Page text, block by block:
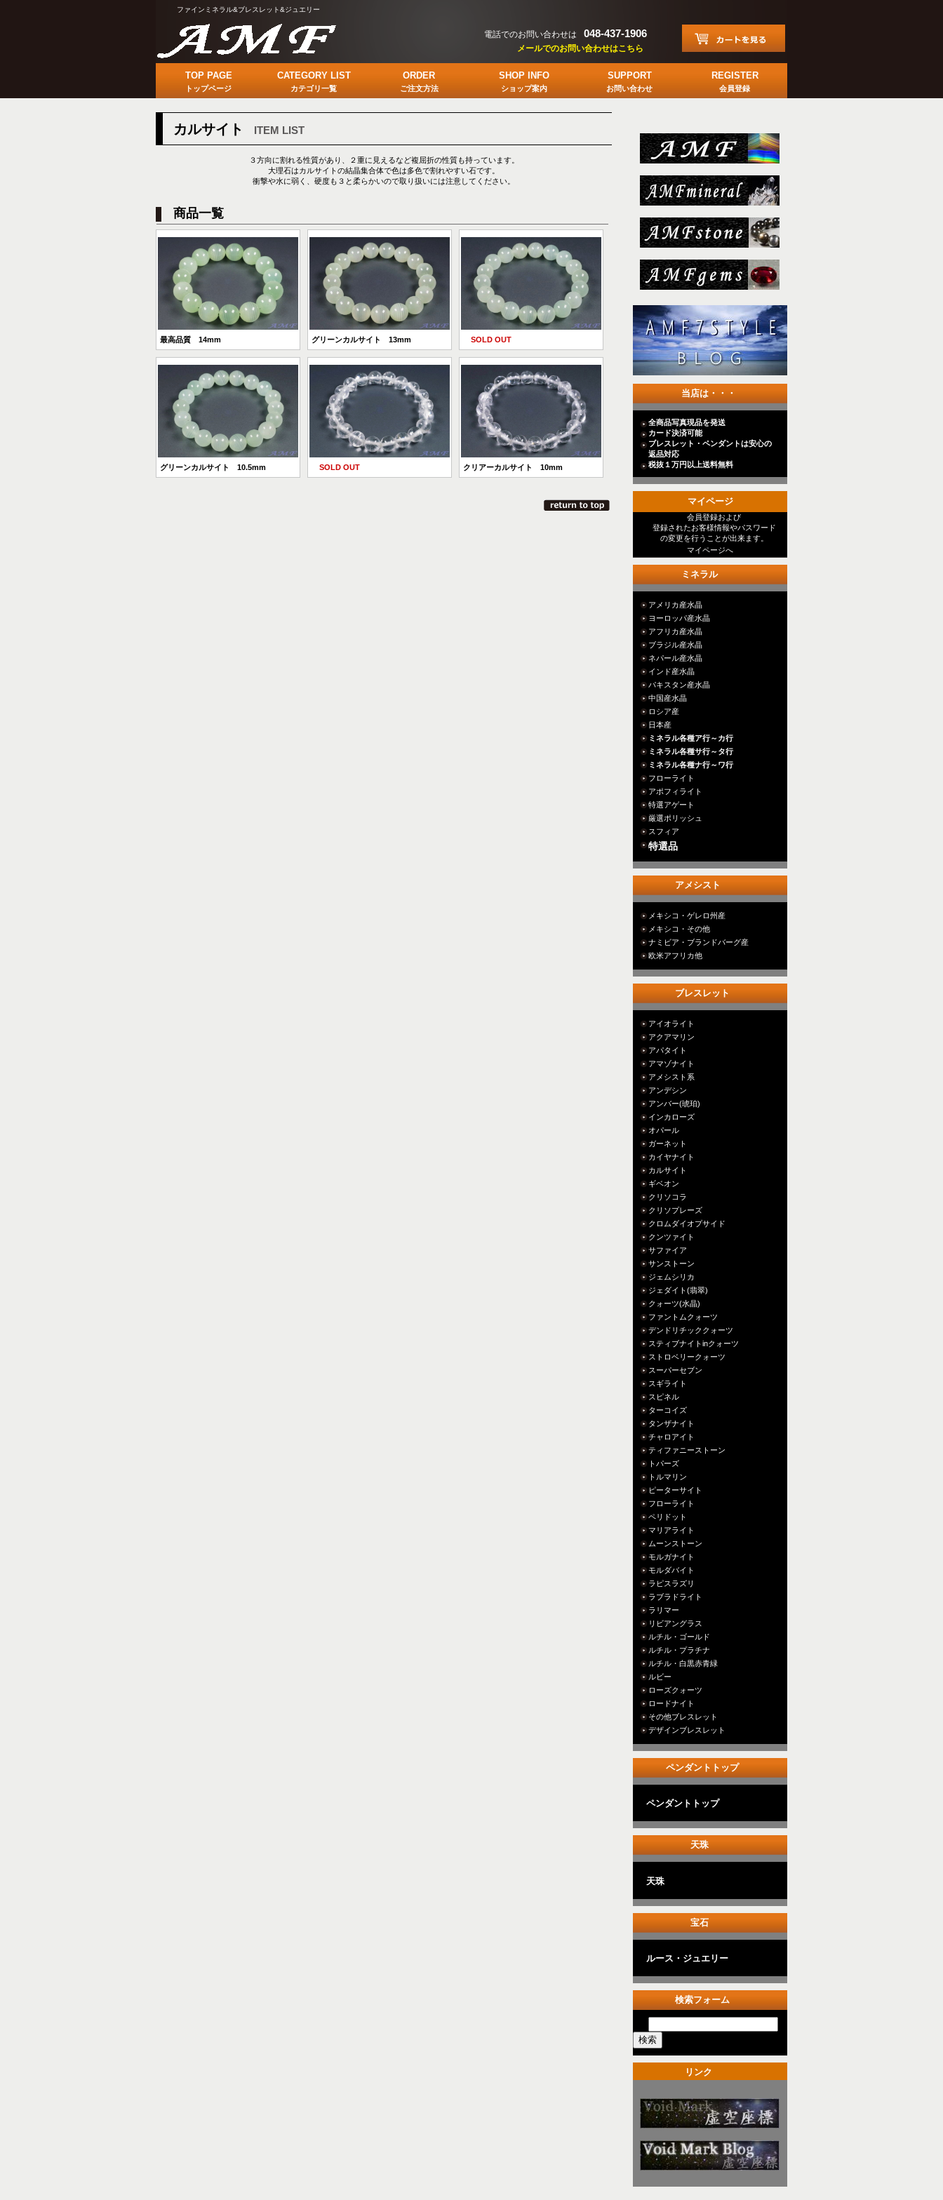
ファインミネラル&ブレスレット&ジュエリー
電話でのお問い合わせは 048-437-1906
メールでのお問い合わせはこちら
カルサイト ITEM LIST
３方向に割れる性質があり、２重に見えるなど複屈折の性質も持っています。
大理石はカルサイトの結晶集合体で色は多色で割れやすい石です。
衝撃や水に弱く、硬度も３と柔らかいので取り扱いには注意してください。
商品一覧
最高品質 14mm グリーンカルサイト 13mm SOLD OUT
グリーンカルサイト 10.5mm SOLD OUT クリアーカルサイト 10mm
TOP PAGE
トップページ
CATEGORY LIST
カテゴリ一覧
ORDER
ご注文方法
SHOP INFO
ショップ案内
SUPPORT
お問い合わせ
REGISTER
会員登録
当店は・・・
全商品写真現品を発送
カード決済可能
ブレスレット・ペンダントは安心の
返品対応
税抜１万円以上送料無料
マイページ
会員登録および
登録されたお客様情報やパスワード
の変更を行うことが出来ます。
マイページへ
ミネラル
アメリカ産水晶
ヨーロッパ産水晶
アフリカ産水晶
ブラジル産水晶
ネパール産水晶
インド産水晶
パキスタン産水晶
中国産水晶
ロシア産
日本産
ミネラル各種ア行～カ行
ミネラル各種サ行～タ行
ミネラル各種ナ行～ワ行
フローライト
アポフィライト
特選アゲート
厳選ポリッシュ
スフィア
特選品
アメシスト
メキシコ・ゲレロ州産
メキシコ・その他
ナミビア・ブランドバーグ産
欧米アフリカ他
ブレスレット
アイオライト
アクアマリン
アパタイト
アマゾナイト
アメシスト系
アンデシン
アンバー(琥珀)
インカローズ
オパール
ガーネット
カイヤナイト
カルサイト
ギベオン
クリソコラ
クリソプレーズ
クロムダイオプサイド
クンツァイト
サファイア
サンストーン
ジェムシリカ
ジェダイト(翡翠)
クォーツ(水晶)
ファントムクォーツ
デンドリチッククォーツ
スティブナイトinクォーツ
ストロベリークォーツ
スーパーセブン
スギライト
スピネル
ターコイズ
タンザナイト
チャロアイト
ティファニーストーン
トパーズ
トルマリン
ピーターサイト
フローライト
ペリドット
マリアライト
ムーンストーン
モルガナイト
モルダバイト
ラピスラズリ
ラブラドライト
ラリマー
リビアングラス
ルチル・ゴールド
ルチル・プラチナ
ルチル・白黒赤青緑
ルビー
ローズクォーツ
ロードナイト
その他ブレスレット
デザインブレスレット
ペンダントトップ
ペンダントトップ
天珠
天珠
宝石
ルース・ジュエリー
検索フォーム
リンク